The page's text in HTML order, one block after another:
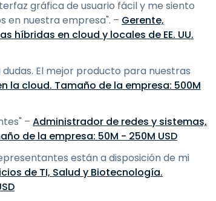
gráfica de usuario fácil y me siento
en nuestra empresa". – Gerente,
híbridas en cloud y locales de EE. UU.
El mejor producto para nuestras
la cloud. Tamaño de la empresa: 500M
– Administrador de redes y sistemas,
de la empresa: 50M - 250M USD
están a disposición de mi
de TI, Salud y Biotecnología.